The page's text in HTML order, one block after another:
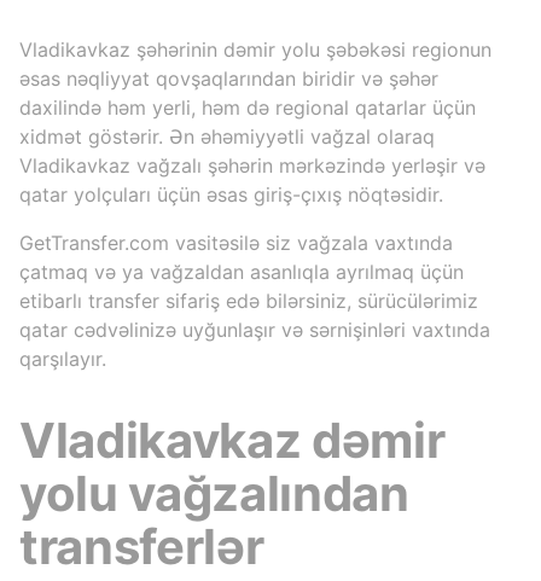
Vladikavkaz şəhərinin dəmir yolu şəbəkəsi regionun
əsas nəqliyyat qovşaqlarından biridir və şəhər
daxilində həm yerli, həm də regional qatarlar üçün
xidmət göstərir. Ən əhəmiyyətli vağzal olaraq
Vladikavkaz vağzalı şəhərin mərkəzində yerləşir və
qatar yolçuları üçün əsas giriş-çıxış nöqtəsidir.
GetTransfer.com vasitəsilə siz vağzala vaxtında
çatmaq və ya vağzaldan asanlıqla ayrılmaq üçün
etibarlı transfer sifariş edə bilərsiniz, sürücülərimiz
qatar cədvəlinizə uyğunlaşır və sərnişinləri vaxtında
qarşılayır.
Vladikavkaz dəmir
yolu vağzalından
transferlər